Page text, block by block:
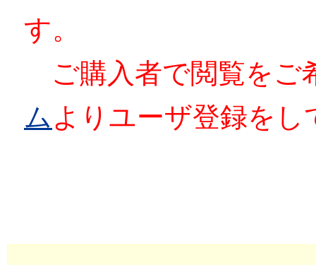
す。
ご購入者で閲覧をご
ム よりユーザ登録をし